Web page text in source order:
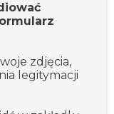
zdjęcia,
legitymacji